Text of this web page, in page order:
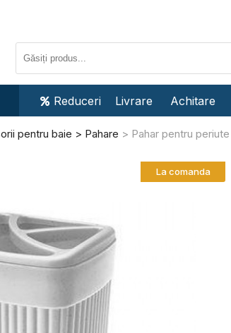
Reduceri Livrare Achitare
pentru baie Pahare Pahar pentru
La comanda